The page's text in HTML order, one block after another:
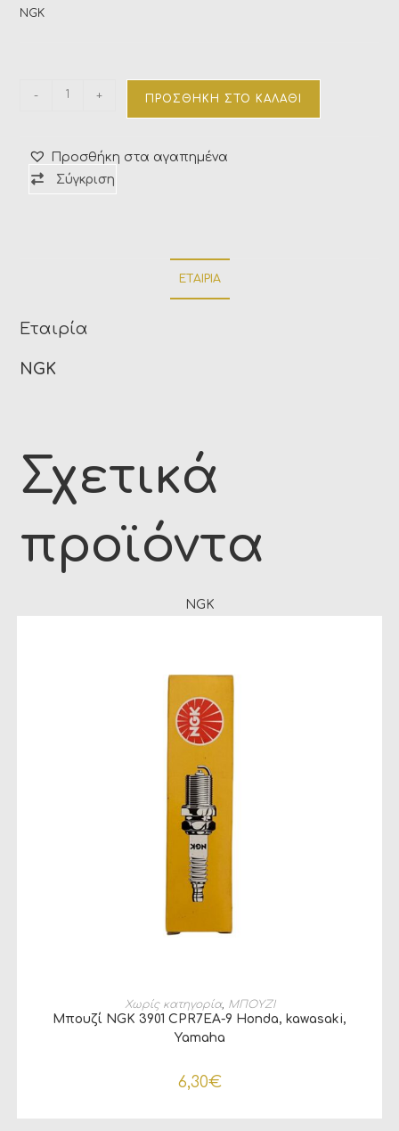
NGK
- + ΠΡΟΣΘΉΚΗ ΣΤΟ ΚΑΛΆΘΙ
Προσθήκη στα αγαπημένα
Σύγκριση
ΕΤΑΙΡΊΑ
Εταιρία
NGK
Σχετικά
προϊόντα
NGK
ΠΡΟΣΘΉΚΗ ΣΤΟ ΚΑΛΆΘΙ
Χωρίς κατηγορία, ΜΠΟΥΖΙ
Μπουζί NGK 3901 CPR7EA-9 Honda, kawasaki,
Yamaha
6,30€